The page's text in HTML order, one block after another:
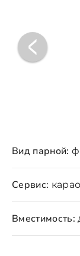
Вид парной:
Сервис:
Вместимость: